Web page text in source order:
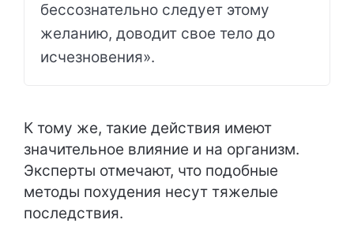
бессознательно следует этому
желанию, доводит свое тело до
исчезновения».
К тому же, такие действия имеют
значительное влияние и на организм.
Эксперты отмечают, что подобные
методы похудения несут тяжелые
последствия.